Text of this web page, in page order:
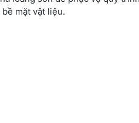
mặt vật liệu.